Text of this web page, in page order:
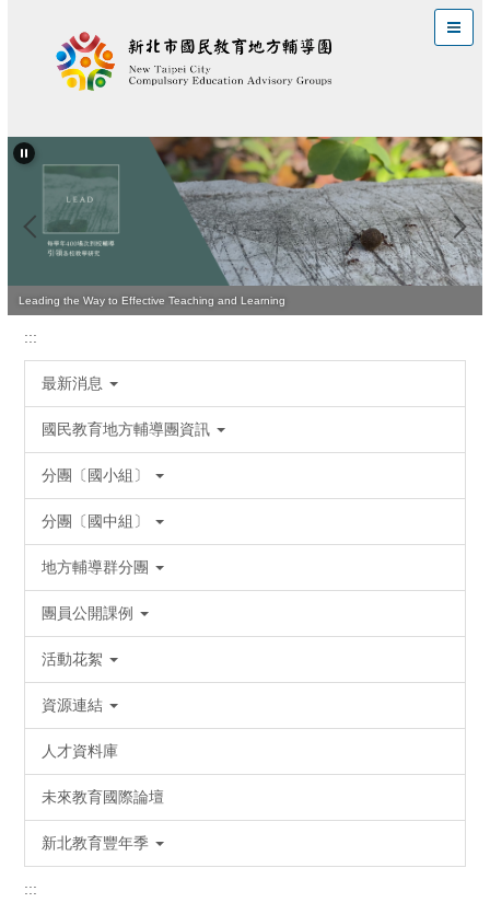
區
Leading the Way to Effective Teaching and Learning
:::
最新消息
國民教育地方輔導團資訊
分團〔國小組〕
分團〔國中組〕
地方輔導群分團
團員公開課例
活動花絮
資源連結
人才資料庫
未來教育國際論壇
新北教育豐年季
:::